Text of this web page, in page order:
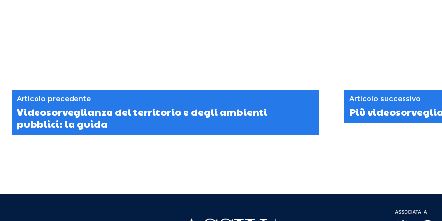
Articolo precedente
Videosorveglianza del territorio e degli ambienti
pubblici: la guida
Articolo successivo
Più